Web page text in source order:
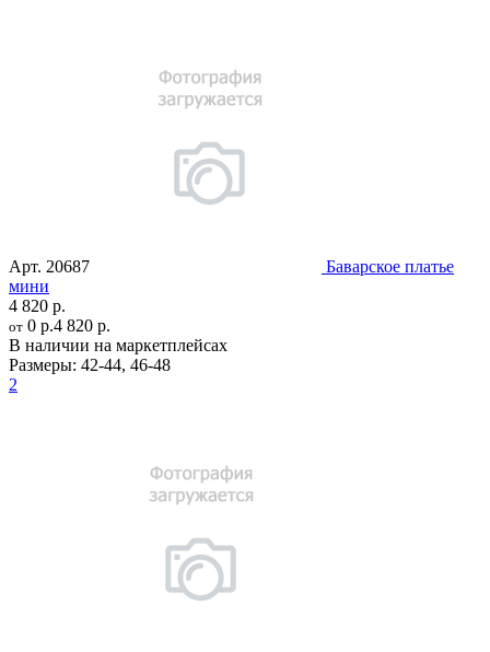
Арт. 20687
Баварское платье
мини
4 820 р.
от 0 р.4 820 р.
В наличии на маркетплейсах
Размеры: 42-44, 46-48
2